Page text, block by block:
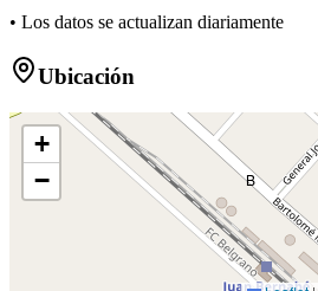
• Los datos se actualizan diariamente
Ubicación
B
+
−